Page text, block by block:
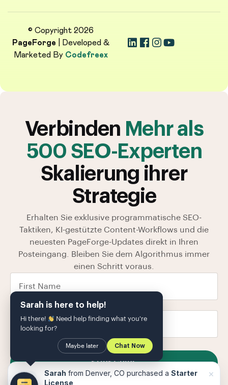
© Copyright 2026
PageForge | Developed &
Marketed By Codefreex
Sarah is here to help!
Hi there!
Need help finding what you're
looking for?
Maybe later Chat Now
Sarah from Denver, CO purchased aStarter
License
×
Verbinden Mehr als
500 SEO-Experten
Skalierung ihrer
Strategie
Erhalten Sie exklusive programmatische SEO-
Taktiken, KI-gestützte Content-Workflows und die
neuesten PageForge-Updates direkt in Ihren
Posteingang. Bleiben Sie dem Algorithmus immer
einen Schritt voraus.
SUBSCRIBE
Wir nehmen Ihre Daten in unseren Datenschutzrichtlinie